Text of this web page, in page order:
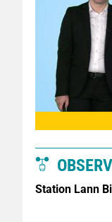
Station Lann